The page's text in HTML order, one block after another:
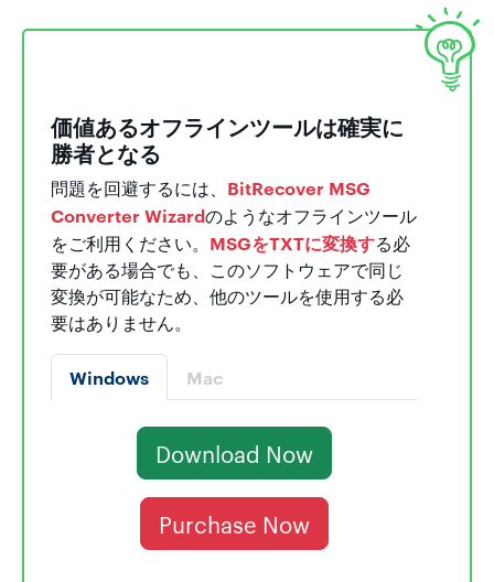
価値あるオフラインツールは確実に
勝者となる
問題を回避するには、 BitRecover MSG
Converter Wizardのようなオフラインツール
をご利用ください。 MSGをTXTに変換する必
要がある場合でも、このソフトウェアで同じ
変換が可能なため、他のツールを使用する必
要はありません。
Windows Mac
Download Now
Purchase Now